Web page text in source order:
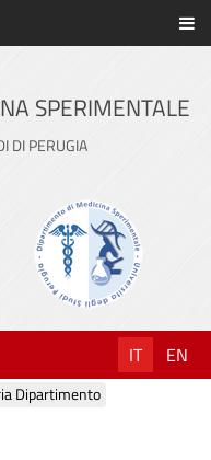
Ateneo
SPERIMENTALE
DI PERUGIA
IT EN
Dipartimento